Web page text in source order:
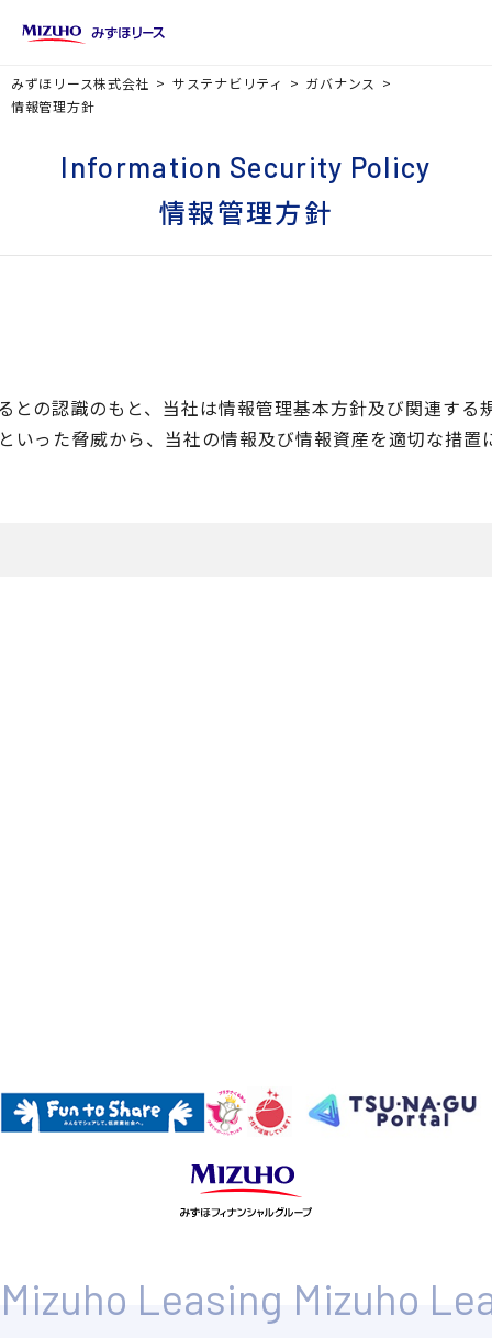
みずほリース株式会社 サステナビリティ
ガバナンス
情報管理方針
Information Security Policy
情報管理方針
認識のもと、当社は情報管理基本方針及び関連す
脅威から、当社の情報及び情報資産を適切な